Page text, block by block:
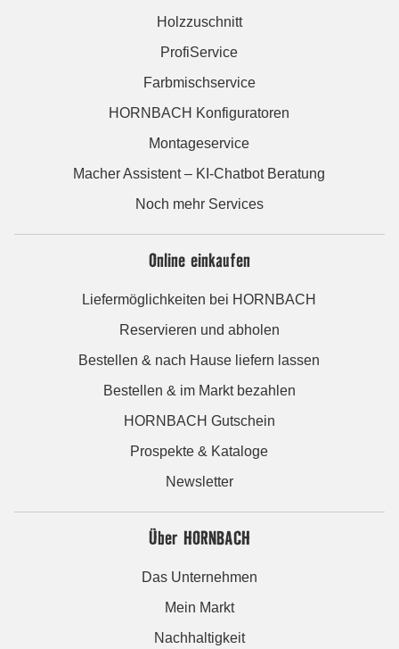
Holzzuschnitt
ProfiService
Farbmischservice
HORNBACH Konfiguratoren
Montageservice
Macher Assistent – KI-Chatbot Beratung
Noch mehr Services
Online einkaufen
Liefermöglichkeiten bei HORNBACH
Reservieren und abholen
Bestellen & nach Hause liefern lassen
Bestellen & im Markt bezahlen
HORNBACH Gutschein
Prospekte & Kataloge
Newsletter
Über HORNBACH
Das Unternehmen
Mein Markt
Nachhaltigkeit